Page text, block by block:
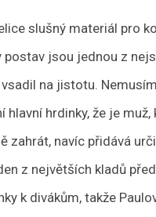
slušný materiál pro
jsou jednou z
na jistotu.
hrdinky, že je muž,
zahrát, navíc přidává
z největších kladů
k divákům, takže